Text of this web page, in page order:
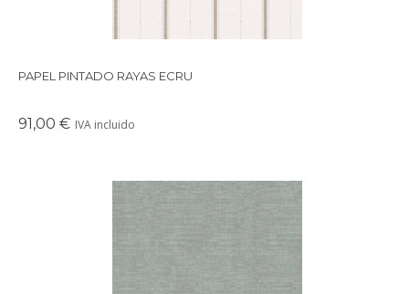
PAPEL PINTADO RAYAS ECRU
91,00 € IVA incluido
En Deco & living nos apasiona el papel pintado por su capacidad